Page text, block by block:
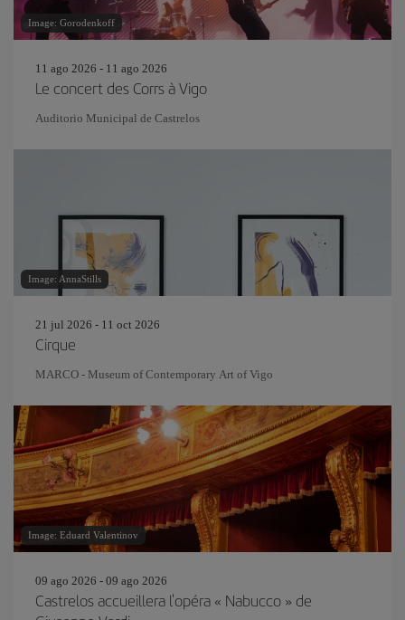
Image: Gorodenkoff
11 ago 2026 - 11 ago 2026
Le concert des Corrs à Vigo
Auditorio Municipal de Castrelos
Image: AnnaStills
21 jul 2026 - 11 oct 2026
Cirque
MARCO - Museum of Contemporary Art of Vigo
Image: Eduard Valentinov
09 ago 2026 - 09 ago 2026
Castrelos accueillera l'opéra « Nabucco » de